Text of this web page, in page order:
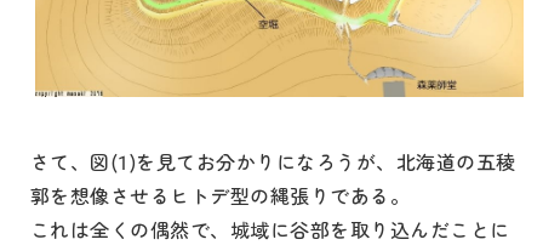
さて、図(1)を見てお分かりになろうが、北海道の五稜
郭を想像させるヒトデ型の縄張りである。
これは全くの偶然で、城域に谷部を取り込んだことに